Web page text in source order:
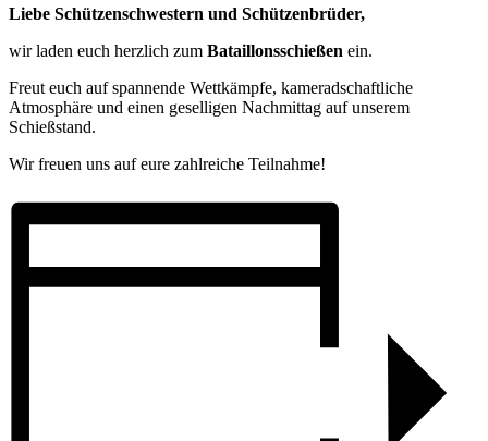
Liebe Schützenschwestern und Schützenbrüder,
wir laden euch herzlich zum Bataillonsschießen ein.
Freut euch auf spannende Wettkämpfe, kameradschaftliche
Atmosphäre und einen geselligen Nachmittag auf unserem
Schießstand.
Wir freuen uns auf eure zahlreiche Teilnahme!